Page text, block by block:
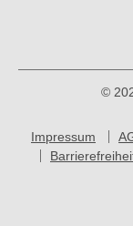
©
Impressum